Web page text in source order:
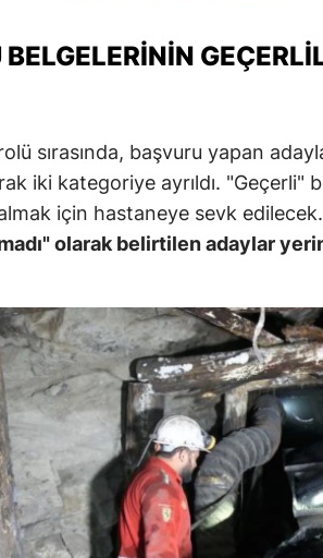
Kahramanmaraş
Muğla
Muş
Nevşehir
Ordu
Rize
Sakarya
Samsun
Siirt
sırasında, başvuru yapan
iki kategoriye ayrıldı. "Geçerli"
için hastaneye sevk edilecek.
olarak belirtilen adaylar